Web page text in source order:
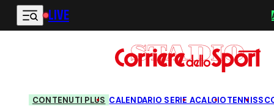
Vai al contenuto principale
LIVE
CONTENUTI PLUS CALENDARIO SERIE ACALCIOTENNIS